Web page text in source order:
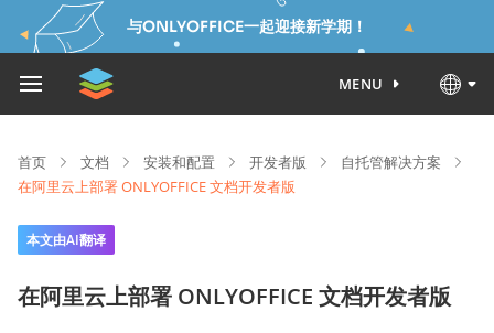
与ONLYOFFICE一起迎接新学期！
MENU
首页 文档 安装和配置 开发者版
自托管解决方案
在阿里云上部署 ONLYOFFICE 文档开发者版
本文由AI翻译
在阿里云上部署 ONLYOFFICE 文档开发者版